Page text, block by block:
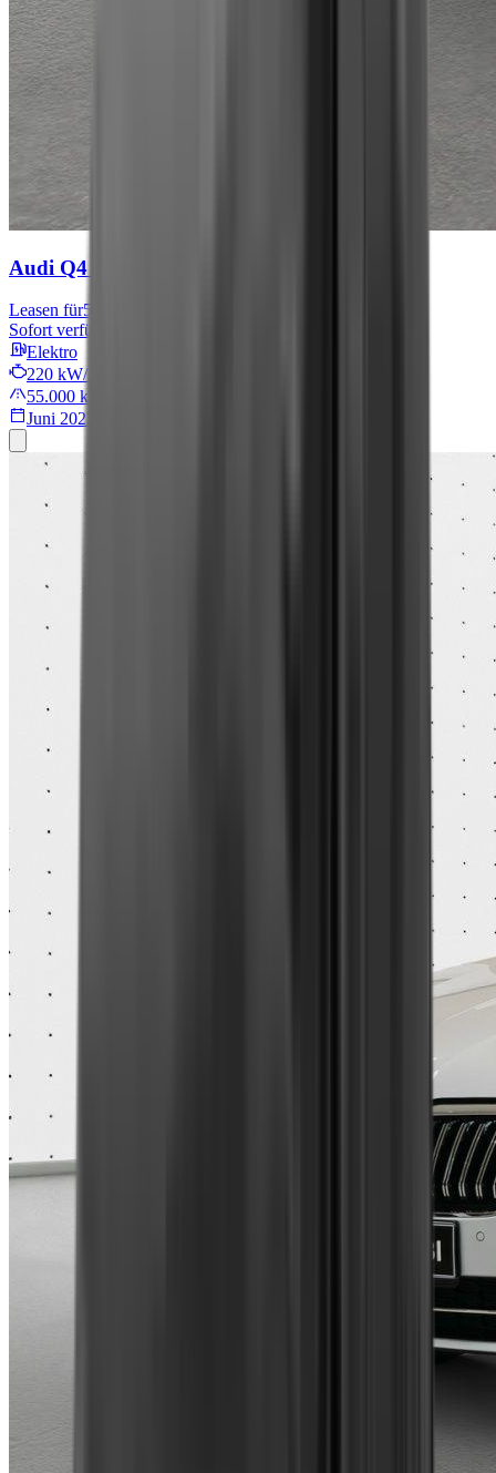
Audi Q4 e-tron
Leasen für576 € mtl.
Sofort verfügbar
Elektro
220 kW/299 PS
55.000 km
Juni 2022